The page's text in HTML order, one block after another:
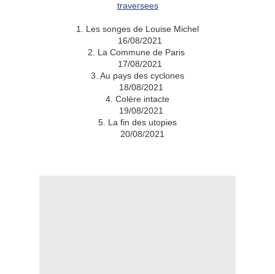
traversees
1. Les songes de Louise Michel
16/08/2021
2. La Commune de Paris
17/08/2021
3. Au pays des cyclones
18/08/2021
4. Colère intacte
19/08/2021
5. La fin des utopies
20/08/2021